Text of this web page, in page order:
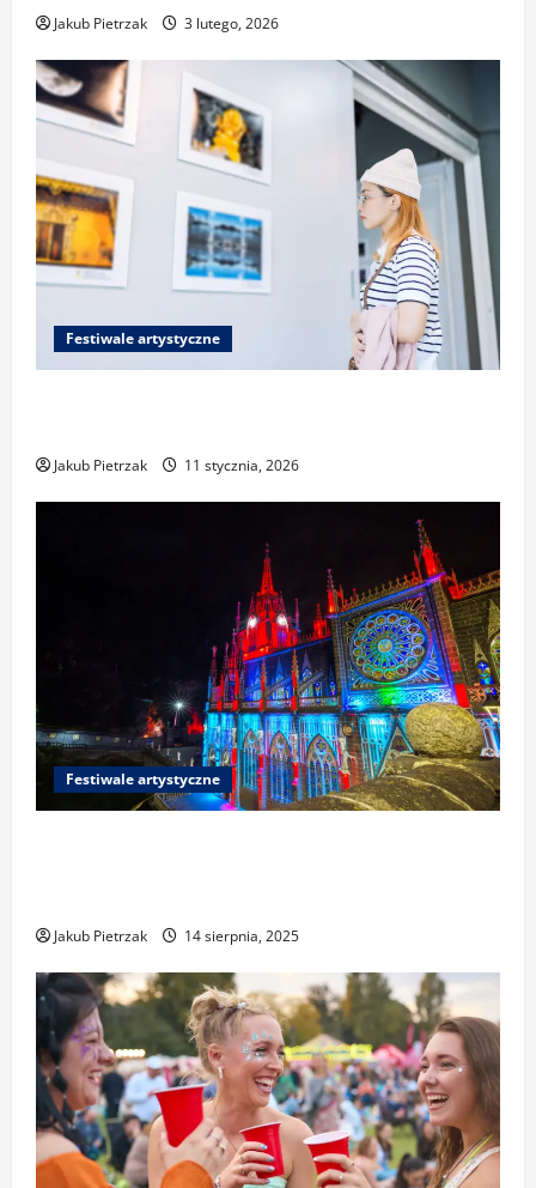
Jakub Pietrzak 3 lutego, 2026
Festiwale artystyczne
Jakub Pietrzak 11 stycznia, 2026
Festiwale artystyczne
Jakub Pietrzak 14 sierpnia, 2025